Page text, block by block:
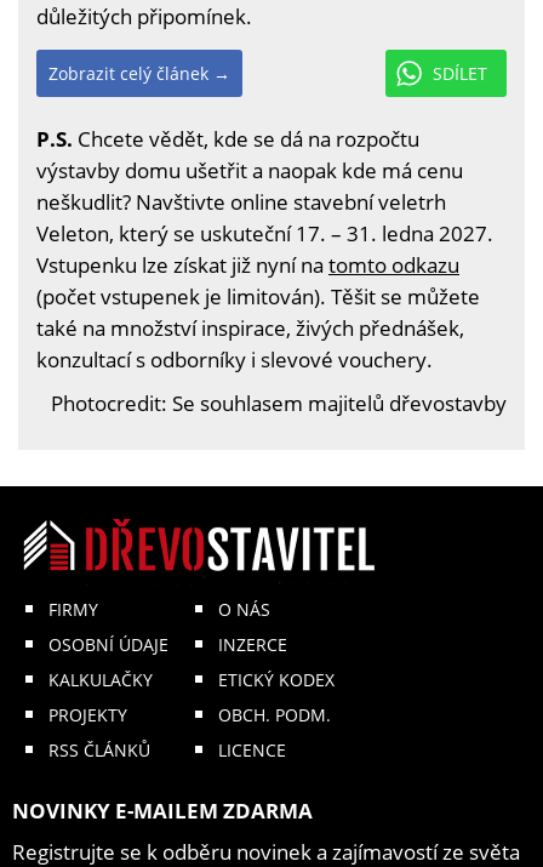
důležitých připomínek.
SDÍLET
Zobrazit celý článek →
P.S. Chcete vědět, kde se dá na rozpočtu
výstavby domu ušetřit a naopak kde má cenu
neškudlit? Navštivte online stavební veletrh
Veleton, který se uskuteční 17. – 31. ledna 2027.
Vstupenku lze získat již nyní na tomto odkazu
(počet vstupenek je limitován). Těšit se můžete
také na množství inspirace, živých přednášek,
konzultací s odborníky i slevové vouchery.
Photocredit: Se souhlasem majitelů dřevostavby
FIRMY
OSOBNÍ ÚDAJE
KALKULAČKY
PROJEKTY
RSS ČLÁNKŮ
O NÁS
INZERCE
ETICKÝ KODEX
OBCH. PODM.
LICENCE
NOVINKY E-MAILEM ZDARMA
Registrujte se k odběru novinek a zajímavostí ze světa